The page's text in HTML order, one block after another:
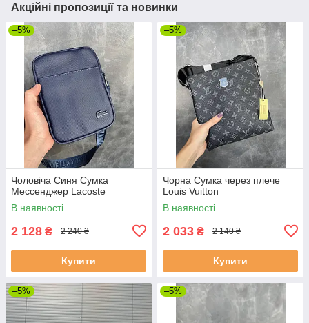
Акційні пропозиції та новинки
–5%
Чоловіча Синя Сумка
Мессенджер Lacoste
В наявності
2 128 ₴ 2 240 ₴
Купити
–5%
Чорна Сумка через плече
Louis Vuitton
В наявності
2 033 ₴ 2 140 ₴
Купити
–5% –5%